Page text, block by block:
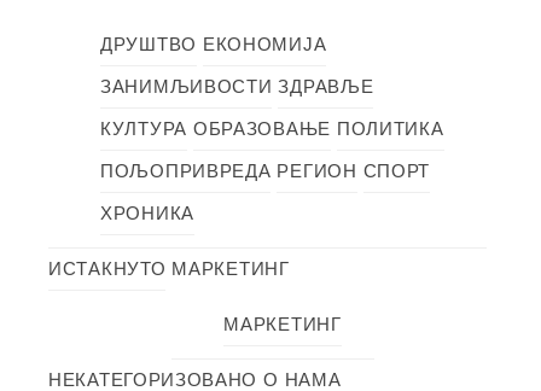
ДРУШТВО ЕКОНОМИЈА
ЗАНИМЉИВОСТИ ЗДРАВЉЕ
КУЛТУРА ОБРАЗОВАЊЕ ПОЛИТИКА
ПОЉОПРИВРЕДА РЕГИОН СПОРТ
ХРОНИКА
ИСТАКНУТО МАРКЕТИНГ
МАРКЕТИНГ
НЕКАТЕГОРИЗОВАНО О НАМА